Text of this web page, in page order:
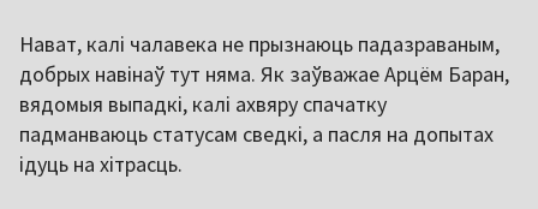
Нават, калі чалавека не прызнаюць падазраваным,
добрых навінаў тут няма. Як заўважае Арцём Баран,
вядомыя выпадкі, калі ахвяру спачатку
падманваюць статусам сведкі, а пасля на допытах
ідуць на хітрасць.